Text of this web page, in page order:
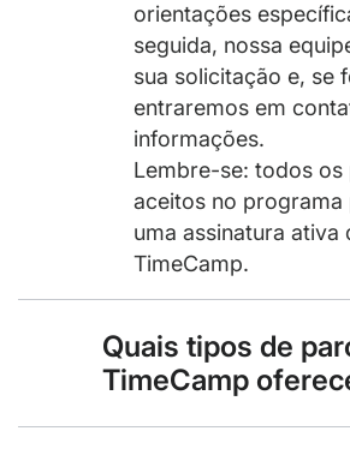
orientações
seguida, nossa
sua solicitação e, se
entraremos em
informações.
Lembre-se: todos os
aceitos no programa
uma assinatura ativa
TimeCamp.
Quais tipos de
TimeCamp